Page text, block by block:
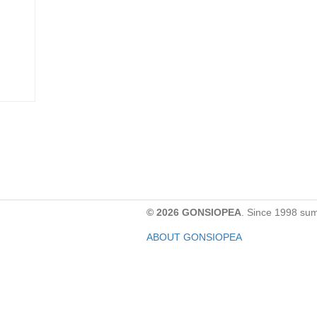
© 2026 GONSIOPEA . Since 1998
ABOUT GONSIOPEA